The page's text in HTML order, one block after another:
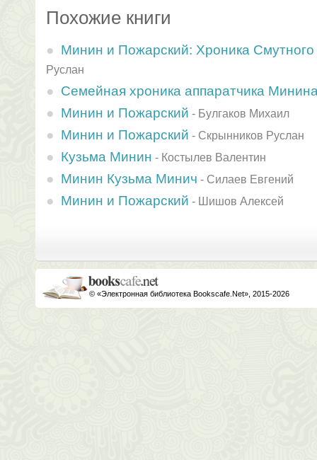
Похожие книги
Минин и Пожарский: Хроника
Руслан
Семейная хроника аппаратчика
Минин и Пожарский - Булгаков Михаил
Минин и Пожарский - Скрынников Руслан
Кузьма Минин - Костылев Валентин
Минин Кузьма Минич - Силаев Евгений
Минин и Пожарский - Шишов Алексей
© «Электронная библиотека Bookscafe.Net», 2015-2026